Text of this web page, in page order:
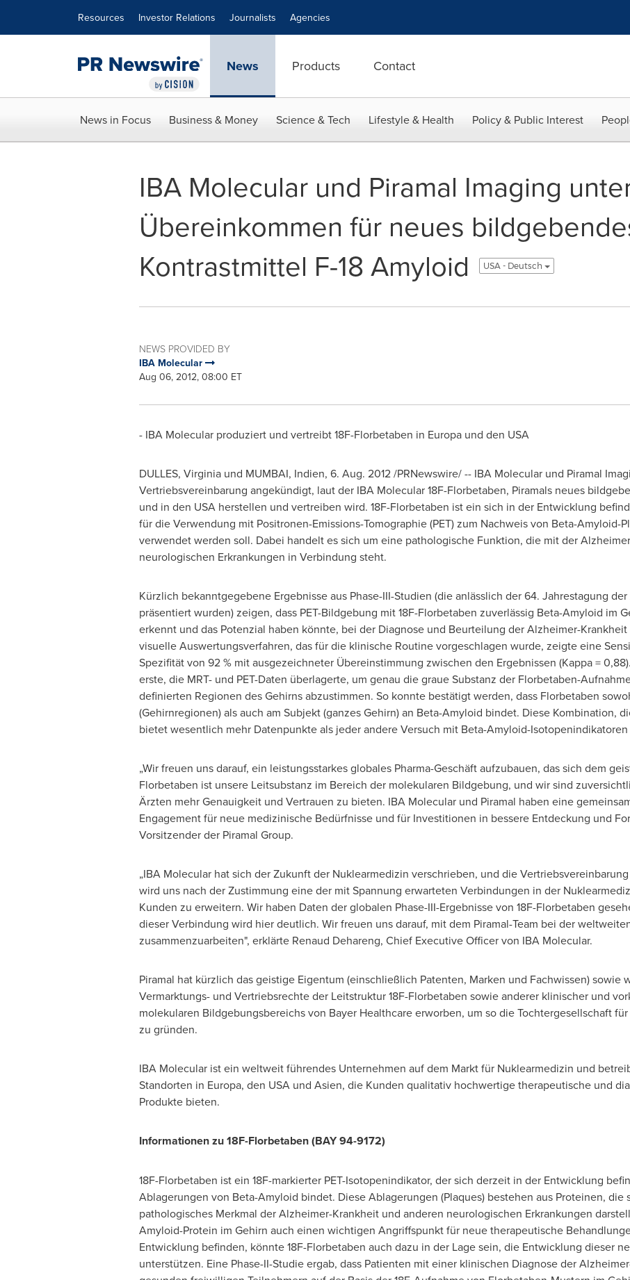
Resources Investor Relations Journalists Agencies
News Products Contact
News in Focus Business & Money Science & Tech Lifestyle & Health Policy & Public Interest
IBA Molecular und Piramal Imaging
Übereinkommen für neues
Kontrastmittel F-18 Amyloid
USA - Deutsch
NEWS PROVIDED BY
IBA Molecular
Aug 06, 2012, 08:00 ET
- IBA Molecular produziert und vertreibt 18F-Florbetaben in Europa und den USA
DULLES, Virginiaund MUMBAI, Indien, 6. Aug. 2012/PRNewswire/ -- IBA Molecular und Piramal
Vertriebsvereinbarung angekündigt, laut der IBA Molecular 18F-Florbetaben, Piramals neues
und in den USAherstellen und vertreiben wird. 18F-Florbetaben ist ein sich in der Entwicklung
für die Verwendung mit Positronen-Emissions-Tomographie (PET) zum Nachweis von Beta-Amyloid-
verwendet werden soll. Dabei handelt es sich um eine pathologische Funktion, die mit der
neurologischen Erkrankungen in Verbindung steht.
Kürzlich bekanntgegebene Ergebnisse aus Phase-III-Studien (die anlässlich der 64. Jahrestagung
präsentiert wurden) zeigen, dass PET-Bildgebung mit 18F-Florbetaben zuverlässig Beta-Amyloid im
erkennt und das Potenzial haben könnte, bei der Diagnose und Beurteilung der Alzheimer-
visuelle Auswertungsverfahren, das für die klinische Routine vorgeschlagen wurde, zeigte eine
Spezifität von 92 % mit ausgezeichneter Übereinstimmung zwischen den Ergebnissen (Kappa =
erste, die MRT- und PET-Daten überlagerte, um genau die graue Substanz der Florbetaben-
definierten Regionen des Gehirns abzustimmen. So konnte bestätigt werden, dass Florbetaben
(Gehirnregionen) als auch am Subjekt (ganzes Gehirn) an Beta-Amyloid bindet. Diese Kombination,
bietet wesentlich mehr Datenpunkte als jeder andere Versuch mit Beta-Amyloid-
„Wir freuen uns darauf, ein leistungsstarkes globales Pharma-Geschäft aufzubauen, das sich dem
Florbetaben ist unsere Leitsubstanz im Bereich der molekularen Bildgebung, und wir sind
Ärzten mehr Genauigkeit und Vertrauen zu bieten. IBA Molecular und Piramal haben eine
Engagement für neue medizinische Bedürfnisse und für Investitionen in bessere Entdeckung und
Vorsitzender der Piramal Group.
„IBA Molecular hat sich der Zukunft der Nuklearmedizin verschrieben, und die
wird uns nach der Zustimmung eine der mit Spannung erwarteten Verbindungen in der
Kunden zu erweitern. Wir haben Daten derglobalen Phase-III-Ergebnisse von 18F-Florbetaben
dieser Verbindung wird hier deutlich. Wir freuen uns darauf, mit dem Piramal-Team bei der
zusammenzuarbeiten", erklärte Renaud Dehareng, Chief Executive Officer von IBA Molecular.
Piramal hat kürzlich das geistige Eigentum (einschließlich Patenten, Marken und Fachwissen) sowie
Vermarktungs- und Vertriebsrechte der Leitstruktur 18F-Florbetaben sowie anderer klinischer und
molekularen Bildgebungsbereichs von Bayer Healthcare erworben, um so die Tochtergesellschaft
zu gründen.
IBA Molecular ist ein weltweit führendes Unternehmen auf dem Markt für Nuklearmedizin und
Standorten in Europa, den USAund Asien, die Kunden qualitativ hochwertige therapeutische und
Produkte bieten.
Informationen zu 18F-Florbetaben (BAY 94-9172)
18F-Florbetaben ist ein 18F-markierter PET-Isotopenindikator, der sich derzeit in der Entwicklung
Ablagerungen von Beta-Amyloid bindet. Diese Ablagerungen (Plaques) bestehen aus Proteinen, die
pathologisches Merkmal der Alzheimer-Krankheit und anderen neurologischen Erkrankungen
Amyloid-Protein im Gehirn auch einen wichtigen Angriffspunkt für neue therapeutische
Entwicklung befinden, könnte 18F-Florbetaben auch dazu in der Lagesein, die Entwicklung dieser
unterstützen. Eine Phase-II-Studie ergab, dass Patienten mit einer klinischen Diagnose der